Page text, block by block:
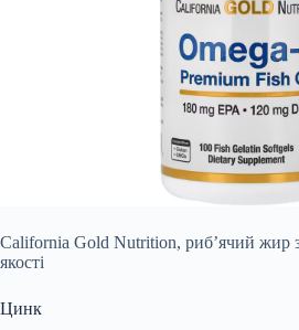
California Gold Nutrition, риб’ячий жир
якості
Цинк